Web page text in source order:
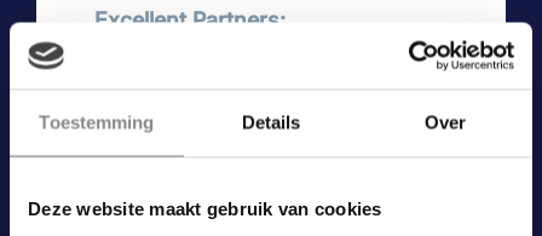
Toestemming Details Over
Deze website maakt gebruik van cookies
Excellent Partners:
Luxcom
Smits Boomkwekerij
Esthec